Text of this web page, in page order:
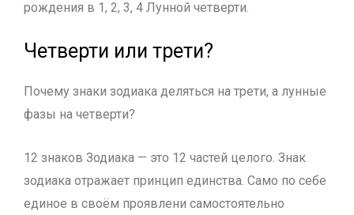
рождения в 1, 2, 3, 4 Лунной четверти.
Четверти или трети?
Почему знаки зодиака деляться на трети, а лунные
фазы на четверти?
12 знаков Зодиака — это 12 частей целого. Знак
зодиака отражает принцип единства. Само по себе
единое в своём проявлени самостоятельно